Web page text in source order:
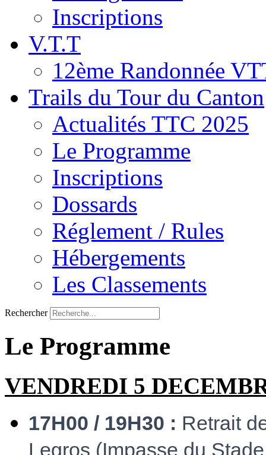
Inscriptions
V.T.T
12ème Randonnée
Trails du Tour du Canton
Actualités TTC 2025
Le Programme
Inscriptions
Dossards
Réglement / Rules
Hébergements
Les Classements
Rechercher
Le Programme
VENDREDI 5
17H00 / 19H30 : Retrait
Legros (Impasse du